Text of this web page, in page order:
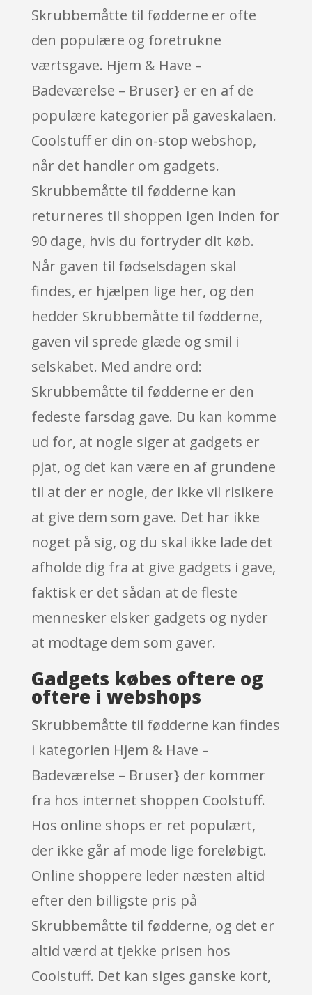
Skrubbemåtte til fødderne er ofte
den populære og foretrukne
værtsgave. Hjem & Have –
Badeværelse – Bruser} er en af de
populære kategorier på gaveskalaen.
Coolstuff er din on-stop webshop,
når det handler om gadgets.
Skrubbemåtte til fødderne kan
returneres til shoppen igen inden for
90 dage, hvis du fortryder dit køb.
Når gaven til fødselsdagen skal
findes, er hjælpen lige her, og den
hedder Skrubbemåtte til fødderne,
gaven vil sprede glæde og smil i
selskabet. Med andre ord:
Skrubbemåtte til fødderne er den
fedeste farsdag gave. Du kan komme
ud for, at nogle siger at gadgets er
pjat, og det kan være en af grundene
til at der er nogle, der ikke vil risikere
at give dem som gave. Det har ikke
noget på sig, og du skal ikke lade det
afholde dig fra at give gadgets i gave,
faktisk er det sådan at de fleste
mennesker elsker gadgets og nyder
at modtage dem som gaver.
Gadgets købes oftere og
oftere i webshops
Skrubbemåtte til fødderne kan findes
i kategorien Hjem & Have –
Badeværelse – Bruser} der kommer
fra hos internet shoppen Coolstuff.
Hos online shops er ret populært,
der ikke går af mode lige foreløbigt.
Online shoppere leder næsten altid
efter den billigste pris på
Skrubbemåtte til fødderne, og det er
altid værd at tjekke prisen hos
Coolstuff. Det kan siges ganske kort,